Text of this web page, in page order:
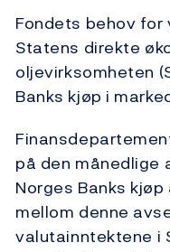
Fondets behov
Statens direkte
oljevirksomheten
Banks kjøp i
på den månedlige
Norges Banks
mellom denne
valutainntektene i